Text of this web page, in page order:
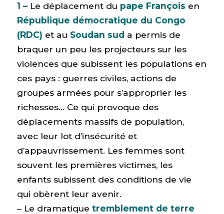
1 – Le déplacement du pape François en
République démocratique du Congo
(RDC) et au Soudan sud a permis de
braquer un peu les projecteurs sur les
violences que subissent les populations en
ces pays : guerres civiles, actions de
groupes armées pour s’approprier les
richesses… Ce qui provoque des
déplacements massifs de population,
avec leur lot d’insécurité et
d’appauvrissement. Les femmes sont
souvent les premières victimes, les
enfants subissent des conditions de vie
qui obèrent leur avenir.
– Le dramatique tremblement de terre